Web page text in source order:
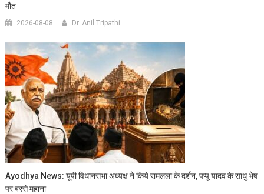
मौत
2026-08-08 Dr. Anil Tripathi
Ayodhya News: यूपी विधानसभा अध्यक्ष ने किये रामलला के दर्शन, पप्पू यादव के साधु भेष
पर बरसे महाना